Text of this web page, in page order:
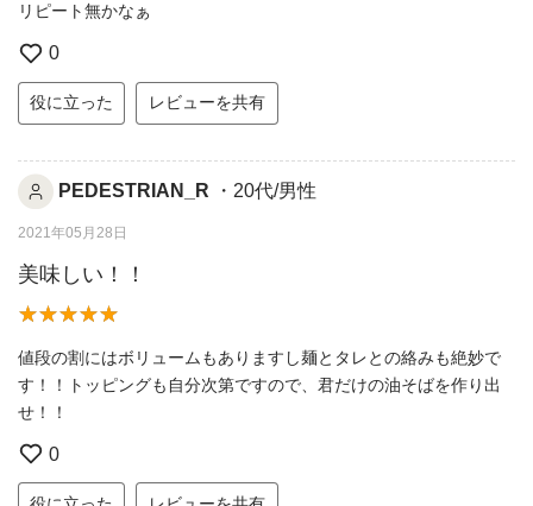
リピート無かなぁ
0
役に立った レビューを共有
PEDESTRIAN_R ・20代/男性
2021年05月28日
美味しい！！
値段の割にはボリュームもありますし麺とタレとの絡みも絶妙で
す！！トッピングも自分次第ですので、君だけの油そばを作り出
せ！！
0